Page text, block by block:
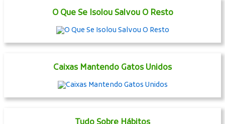
O Que Se Isolou Salvou O Resto
Caixas Mantendo Gatos Unidos